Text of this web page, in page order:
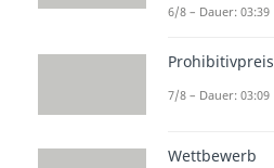
6/8 – Dauer: 03:39
Prohibitivpreis
7/8 – Dauer: 03:09
Wettbewerb